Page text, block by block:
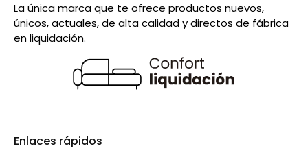
La única marca que te ofrece productos nuevos,
únicos, actuales, de alta calidad y directos de fábrica
en liquidación.
Enlaces rápidos